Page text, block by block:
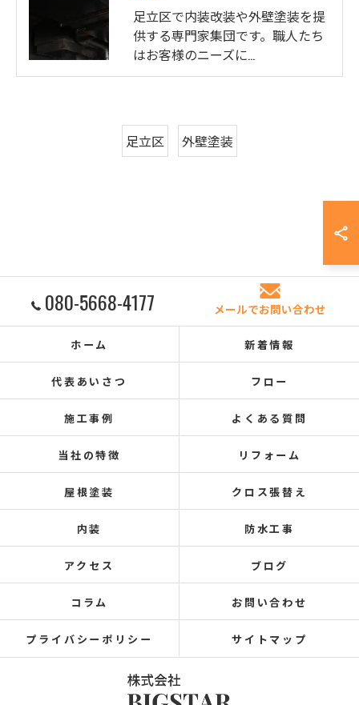
足立区で内装改装や外壁塗装を提
供する専門家集団です。職人たち
はお客様のニーズに…
足立区 外壁塗装
080-5668-4177 メールでお問い合わせ
ホーム 新着情報
代表あいさつ フロー
施工事例 よくある質問
当社の特徴 リフォーム
屋根塗装 クロス張替え
内装 防水工事
アクセス ブログ
コラム お問い合わせ
プライバシーポリシー サイトマップ